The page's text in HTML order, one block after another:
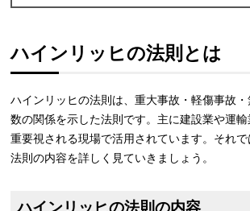
ハインリッヒの法則とは
ハインリッヒの法則は、重大事故・軽傷事故
数の関係を示した法則です。主に建設業や運
重要視される現場で活用されています。それ
法則の内容を詳しく見ていきましょう。
ハインリッヒの法則の内容